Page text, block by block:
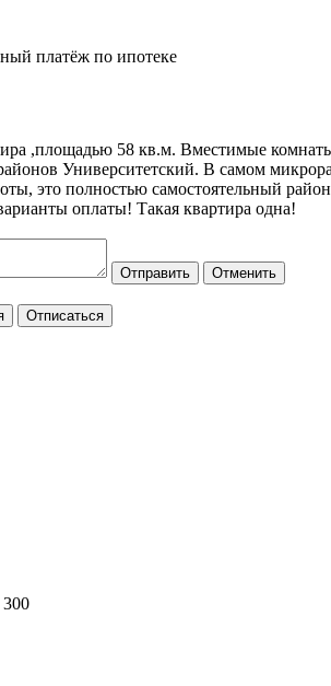
платёж по ипотеке
,площадью 58 кв.м. Вместимые
Университетский. В самом
это полностью самостоятельный
оплаты! Такая квартира одна!